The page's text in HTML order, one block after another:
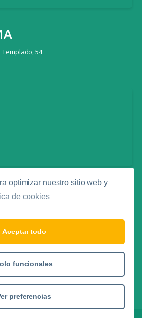
optimizar nuestro sitio web y
de cookies
Aceptar todo
funcionales
preferencias
54